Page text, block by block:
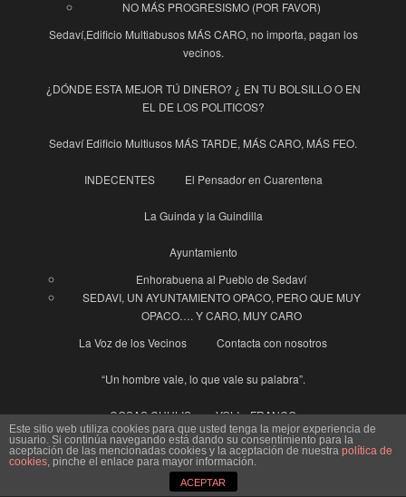
NO MÁS PROGRESISMO (POR FAVOR)
Sedaví,Edificio Multiabusos MÁS CARO, no importa, pagan los
vecinos.
¿DÓNDE ESTA MEJOR TÚ DINERO? ¿ EN TU BOLSILLO O EN
EL DE LOS POLITICOS?
Sedaví Edificio Multiusos MÁS TARDE, MÁS CARO, MÁS FEO.
INDECENTES El Pensador en Cuarentena
La Guinda y la Guindilla
Ayuntamiento
Enhorabuena al Pueblo de Sedaví
SEDAVI, UN AYUNTAMIENTO OPACO, PERO QUE MUY
OPACO…. Y CARO, MUY CARO
La Voz de los Vecinos
Contacta con nosotros
“Un hombre vale, lo que vale su palabra”.
COSAS CHULIS…… YOLI y FRANCO
EL 8 DE MARZO Y LAS MUJERES
SEDAVÍ, en casa del ….. cuchillo de palo
Este sitio web utiliza cookies para que usted tenga la mejor experiencia de
usuario. Si continúa navegando está dando su consentimiento para la
aceptación de las mencionadas cookies y la aceptación de nuestra política de
cookies, pinche el enlace para mayor información.
ACEPTAR